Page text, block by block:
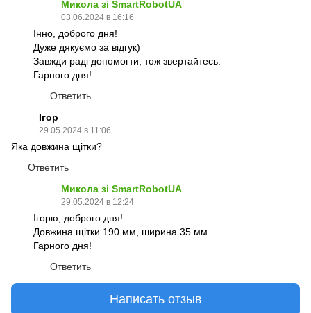
Микола зі SmartRobotUA
03.06.2024 в 16:16
Інно, доброго дня!
Дуже дякуємо за відгук)
Завжди раді допомогти, тож звертайтесь.
Гарного дня!
Ответить
Ігор
29.05.2024 в 11:06
Яка довжина щітки?
Ответить
Микола зі SmartRobotUA
29.05.2024 в 12:24
Ігорю, доброго дня!
Довжина щітки 190 мм, ширина 35 мм.
Гарного дня!
Ответить
Написать отзыв